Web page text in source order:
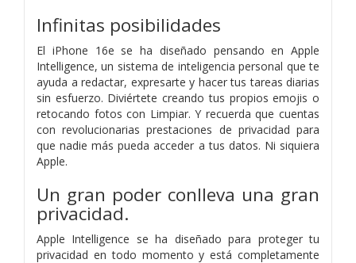
Infinitas posibilidades
El iPhone 16e se ha diseñado pensando en Apple
Intelligence, un sistema de inteligencia personal que te
ayuda a redactar, expresarte y hacer tus tareas diarias
sin esfuerzo. Diviértete creando tus propios emojis o
retocando fotos con Limpiar. Y recuerda que cuentas
con revolucionarias prestaciones de privacidad para
que nadie más pueda acceder a tus datos. Ni siquiera
Apple.
Un gran poder conlleva una gran
privacidad.
Apple Intelligence se ha diseñado para proteger tu
privacidad en todo momento y está completamente